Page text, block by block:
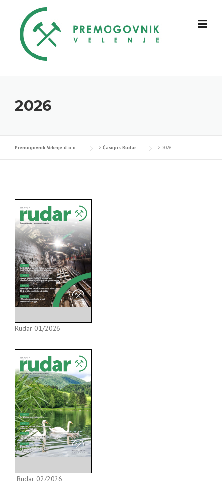
content
2026
Premogovnik Velenje d.o.o. > Časopis Rudar > 2026
Rudar 01/2026
Rudar 02/2026